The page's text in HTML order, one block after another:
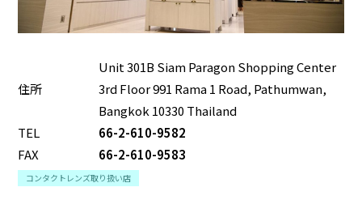
住所
Unit 301B Siam Paragon Shopping Center
3rd Floor 991 Rama 1 Road, Pathumwan,
Bangkok 10330 Thailand
TEL
66-2-610-9582
FAX
66-2-610-9583
コンタクトレンズ取り扱い店